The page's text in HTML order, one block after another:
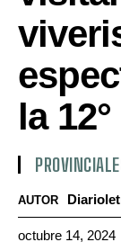
la
AUTOR
octubre 14, 2024